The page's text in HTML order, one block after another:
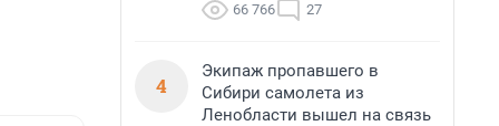
66 766 27
4
Экипаж пропавшего в
Сибири самолета из
Ленобласти вышел на связь